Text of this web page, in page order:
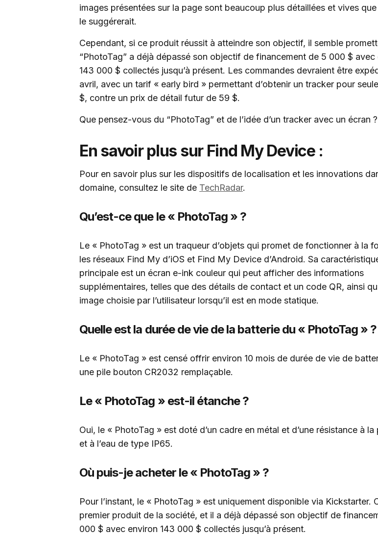
images présentées sur la page sont beaucoup plus détaillées et vives
le suggérerait.
Cependant, si ce produit réussit à atteindre son objectif, il semble
“PhotoTag” a déjà dépassé son objectif de financement de 5 000 $ avec
143 000 $ collectés jusqu’à présent. Les commandes devraient être
avril, avec un tarif « early bird » permettant d’obtenir un tracker pour
$, contre un prix de détail futur de 59 $.
Que pensez-vous du “PhotoTag” et de l’idée d’un tracker avec un écran ?
En savoir plus sur Find My Device :
Pour en savoir plus sur les dispositifs de localisation et les innovations
domaine, consultez le site de TechRadar.
Qu’est-ce que le « PhotoTag » ?
Le « PhotoTag » est un traqueur d’objets qui promet de fonctionner à la
les réseaux Find My d’iOS et Find My Device d’Android. Sa
principale est un écran e-ink couleur qui peut afficher des informations
supplémentaires, telles que des détails de contact et un code QR, ainsi
image choisie par l’utilisateur lorsqu’il est en mode statique.
Quelle est la durée de vie de la batterie du « PhotoTag » ?
Le « PhotoTag » est censé offrir environ 10 mois de durée de vie de
une pile bouton CR2032 remplaçable.
Le « PhotoTag » est-il étanche ?
Oui, le « PhotoTag » est doté d’un cadre en métal et d’une résistance à la
et à l’eau de type IP65.
Où puis-je acheter le « PhotoTag » ?
Pour l’instant, le « PhotoTag » est uniquement disponible via Kickstarter.
premier produit de la société, et il a déjà dépassé son objectif de
000 $ avec environ 143 000 $ collectés jusqu’à présent.